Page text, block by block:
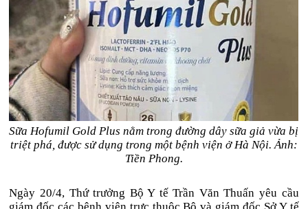
Sữa Hofumil Gold Plus nằm trong đường dây sữa giả vừa bị
triệt phá, được sử dụng trong một bệnh viện ở Hà Nội. Ảnh:
Tiền Phong.
Ngày 20/4, Thứ trưởng Bộ Y tế Trần Văn Thuấn yêu cầu